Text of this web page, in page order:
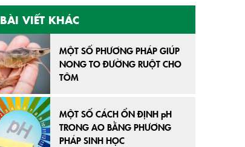
BÀI VIẾT KHÁC
MỘT SỐ PHƯƠNG PHÁP GIÚP
NONG TO ĐƯỜNG RUỘT CHO
TÔM
MỘT SỐ CÁCH ỔN ĐỊNH pH
TRONG AO BẰNG PHƯƠNG
PHÁP SINH HỌC